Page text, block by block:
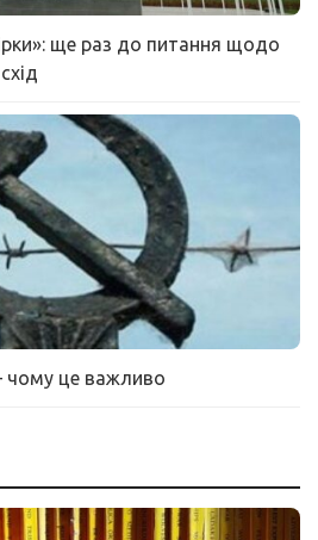
ще раз до питання щодо
чому це важливо